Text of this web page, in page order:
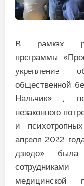
В рамках
программы
укрепление
общественной
Нальчик» ,
незаконного
и
апреля 2022
дзюдо» была
сотрудниками
медицинской